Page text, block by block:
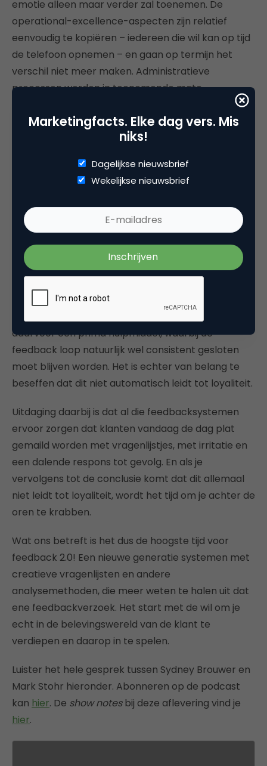
emotie alleen maar verder zal toenemen. De
operational-excellence-aspecten zijn relatief
eenvoudig te kopiëren – iedereen die wil kan op tijd
de telefoon opnemen – en gaan op termijn het
verschil niet meer maken. Administratieve
processen worden in toenemende mate
schaarser en uitsluitend nog ingezet als het echt
kritisch wordt. Juist dan spelen emoties een grote
emoties uitstekend te managen, zijn de winnaars
van de toekomst. Zie ter ondersteuning van deze
stelling Steven van Belleghems laatste boekWhen
digital becomes human.
Wat te doen?
operational excellence. De in zwang zijnde
daarvoor een prima hulpmiddel, waarbij de
feedback loop natuurlijk wel consistent gesloten
moet blijven worden. Het is echter van belang te
beseffen dat dit niet automatisch leidt tot loyaliteit.
Uitdaging daarbij is dat al die feedbacksystemen
ervoor zorgen dat klanten vandaag de dag plat
gemaild worden met vragenlijstjes, met irritatie en
een dalende respons tot gevolg. En als je
vervolgens tot de conclusie komt dat dit allemaal
niet leidt tot loyaliteit, wordt het tijd om je achter de
oren te krabben.
Wat ons betreft is het dus de hoogste tijd voor
feedback 2.0! Een nieuwe generatie systemen met
creatieve vragenlijsten en andere
analysemethoden, die meer weten te halen uit dat
ene feedbackverzoek. Het start met de wil om je
echt in de belevingswereld van de klant te
verdiepen en daarop in te spelen.
Luister het hele gesprek tussen Sydney Brouwer en
Mark Stohr hieronder. Abonneren op de podcast
kan hier. De show notesbij deze aflevering vind je
hier.
Marketingfacts. Elke dag vers. Mis
niks!
Dagelijkse nieuwsbrief
Wekelijkse nieuwsbrief